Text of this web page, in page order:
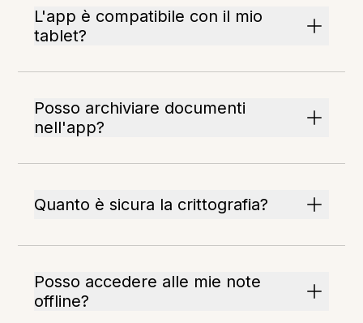
L'app è compatibile con il mio
tablet?
Posso archiviare documenti
nell'app?
Quanto è sicura la crittografia?
Posso accedere alle mie note
offline?